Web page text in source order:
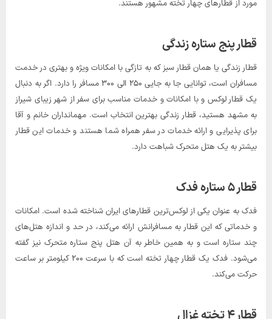
مورد از قطارهای چهار تخته مشهور هستند.
قطار پنج ستاره زندگی
قطار زندگی یا همان قطار سبز که به تازگی با امکانات ویژه و بهتری در خدمت
مسافران است، توانایی جا به جایی ۲۵۰ الی ۳۰۰ مسافر را دارد. اگر به دنبال
یک قطار لوکس و با امکانات و خدمات مناسب برای سفر از شهر زیبای شیراز
به مشهد هستید، قطار زندگی بهترین انتخاب است. مهمانداران خانم و آقا
برای پذیرایی و ارائه خدمات در سفر همراه شما هستند و خدمات این قطار
بیشتر به یک هتل متحرک شباهت دارد.
قطار ۵ ستاره فدک
فدک به عنوان یکی از لوکس‌ترین قطارهای ایران شناخته شده است. امکانات
و خدماتی که این قطار به مسافرانش ارائه می‌کند، در حد و اندازه هتل‌های
چند ستاره است و به همین خاطر به آن هتل پنج ستاره متحرک نیز گفته
می‌شود. فدک یک قطار چهار تخته است که با سرعت ۲۰۰ کیلومتر بر ساعت
حرکت می‌کند.